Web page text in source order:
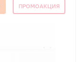
ПРОМОАКЦИЯ